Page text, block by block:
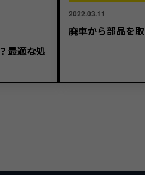
最適な処
2022.03.11
廃車から部品を